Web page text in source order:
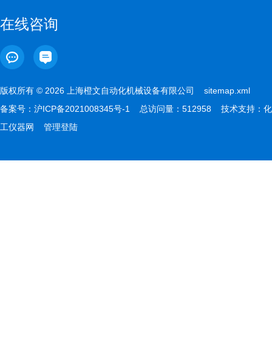
在线咨询
版权所有 © 2026 上海橙文自动化机械设备有限公司 sitemap.xml
备案号： 沪ICP备2021008345号-1 总访问量：512958 技术支持： 化
工仪器网
管理登陆